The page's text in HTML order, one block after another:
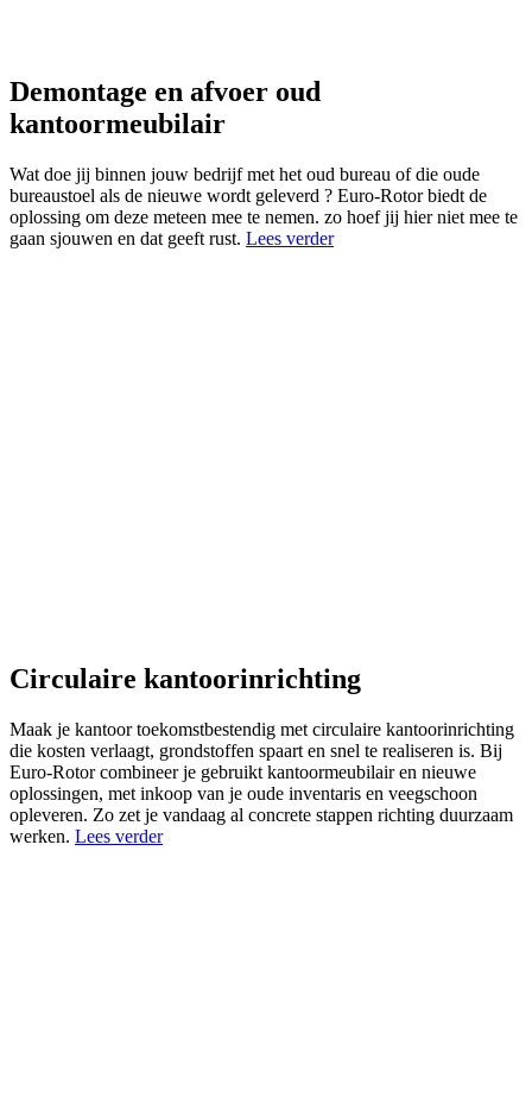
Demontage en afvoer oud
kantoormeubilair
Wat doe jij binnen jouw bedrijf met het oud bureau of die oude
bureaustoel als de nieuwe wordt geleverd ? Euro-Rotor biedt de
oplossing om deze meteen mee te nemen. zo hoef jij hier niet mee te
gaan sjouwen en dat geeft rust. Lees verder
Circulaire kantoorinrichting
Maak je kantoor toekomstbestendig met circulaire kantoorinrichting
die kosten verlaagt, grondstoffen spaart en snel te realiseren is. Bij
Euro-Rotor combineer je gebruikt kantoormeubilair en nieuwe
oplossingen, met inkoop van je oude inventaris en veegschoon
opleveren. Zo zet je vandaag al concrete stappen richting duurzaam
werken. Lees verder